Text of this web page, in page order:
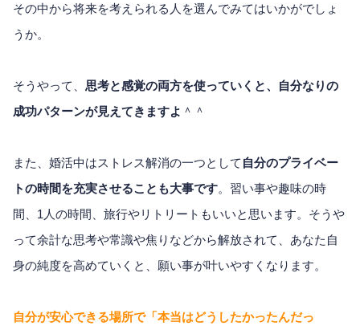
その中から将来を考えられる人を選んでみてはいかがでしょ
うか。
そうやって、 思考と感覚の両方を使っていくと、自分なりの
成功パターンが見えてきますよ ＾＾
また、婚活中はストレス解消の一つとして 自分のプライベー
トの時間を充実させることも大事です。習い事や趣味の時
間、1人の時間、旅行やリトリートもいいと思います。そうや
って余計な思考や常識や焦りなどから解放されて、あなた自
身の純度を高めていくと、願い事が叶いやすくなります。
自分が安心できる場所で「本当はどうしたかったんだっ